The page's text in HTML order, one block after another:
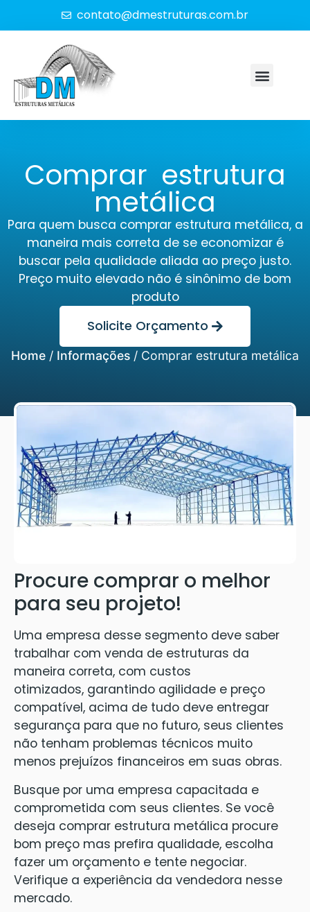
contato@dmestruturas.com.br
Comprar estrutura
metálica
Para quem busca comprar estrutura metálica, a
maneira mais correta de se economizar é
buscar pela qualidade aliada ao preço justo.
Preço muito elevado não é sinônimo de bom
produto
Solicite Orçamento
Home / Informações / Comprar estrutura metálica
Procure comprar o melhor
para seu projeto!
Uma empresa desse segmento deve saber
trabalhar com venda de estruturas da
maneira correta, com custos
otimizados, garantindo agilidade e preço
compatível, acima de tudo deve entregar
segurança para que no futuro, seus clientes
não tenham problemas técnicos muito
menos prejuízos financeiros em suas obras.
Busque por uma empresa capacitada e
comprometida com seus clientes. Se você
deseja comprar estrutura metálica procure
bom preço mas prefira qualidade, escolha
fazer um orçamento e tente negociar.
Verifique a experiência da vendedora nesse
mercado.